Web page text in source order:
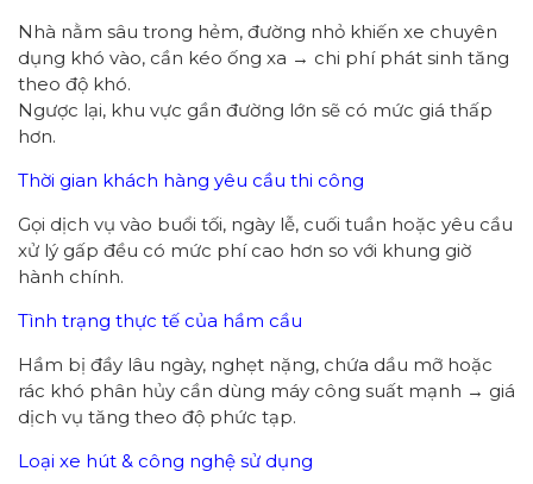
Nhà nằm sâu trong hẻm, đường nhỏ khiến xe chuyên
dụng khó vào, cần kéo ống xa → chi phí phát sinh tăng
theo độ khó.
Ngược lại, khu vực gần đường lớn sẽ có mức giá thấp
hơn.
Thời gian khách hàng yêu cầu thi công
Gọi dịch vụ vào buổi tối, ngày lễ, cuối tuần hoặc yêu cầu
xử lý gấp đều có mức phí cao hơn so với khung giờ
hành chính.
Tình trạng thực tế của hầm cầu
Hầm bị đầy lâu ngày, nghẹt nặng, chứa dầu mỡ hoặc
rác khó phân hủy cần dùng máy công suất mạnh → giá
dịch vụ tăng theo độ phức tạp.
Loại xe hút & công nghệ sử dụng